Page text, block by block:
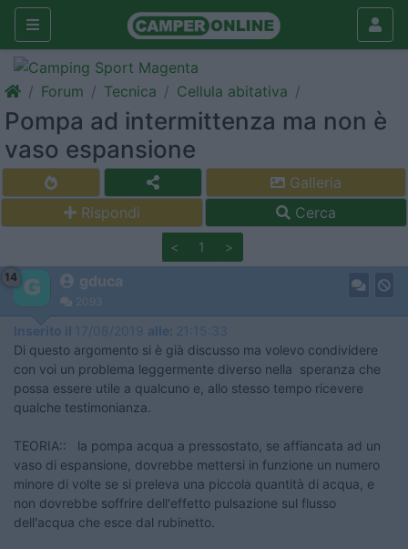
Forum Tecnica Cellula abitativa
Pompa ad intermittenza ma non è
vaso espansione
Galleria
Rispondi
Cerca
< 1 >
14 gduca
2093
Inserito il 17/08/2019 alle: 21:15:33
Di questo argomento si è già discusso ma volevo condividere
con voi un problema leggermente diverso nella speranza che
possa essere utile a qualcuno e, allo stesso tempo ricevere
qualche testimonianza.
TEORIA:: la pompa acqua a pressostato, se affiancata ad un
vaso di espansione, dovrebbe mettersi in funzione un numero
minore di volte se si preleva una piccola quantità di acqua, e
non dovrebbe soffrire dell'effetto pulsazione sul flusso
dell'acqua che esce dal rubinetto.